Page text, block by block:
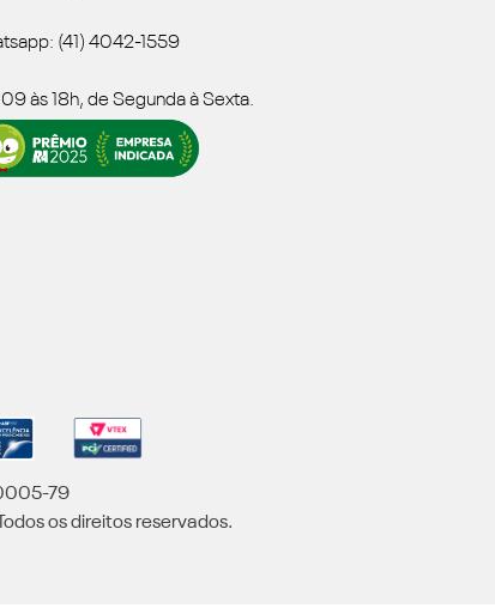
(41) 4042-1559
09 às 18h, de Segunda à Sexta.
79
os direitos reservados.